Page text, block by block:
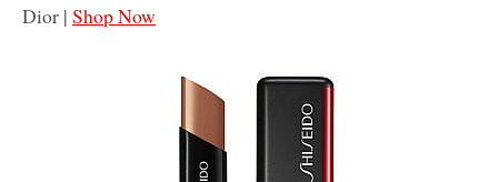
Dior | Shop Now